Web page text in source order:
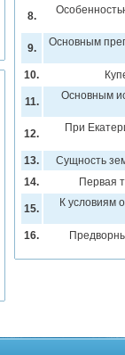
8.
9. Основным
10.
11. Основным
12. При
13.
Сущность
14.
Первая
15. К условиям
16.